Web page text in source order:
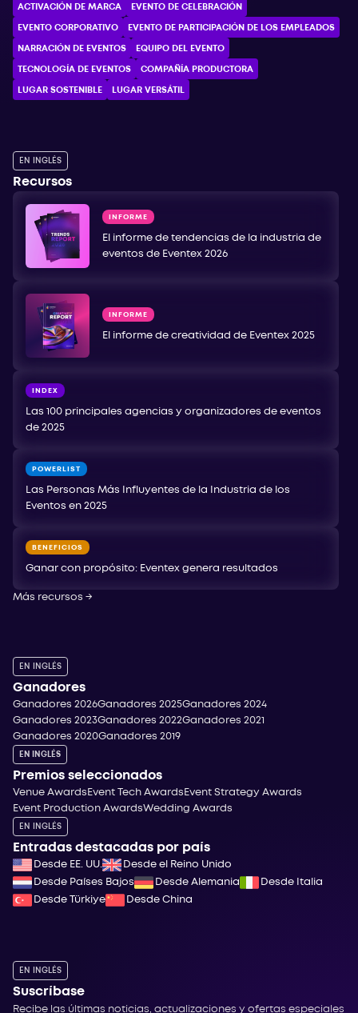
ACTIVACIÓN DE MARCA EVENTO DE CELEBRACIÓN
EVENTO CORPORATIVO EVENTO DE PARTICIPACIÓN DE LOS EMPLEADOS
NARRACIÓN DE EVENTOS EQUIPO DEL EVENTO
TECNOLOGÍA DE EVENTOS COMPAÑÍA PRODUCTORA
LUGAR SOSTENIBLE LUGAR VERSÁTIL
EN INGLÉS
Recursos
INFORME
El informe de tendencias de la industria de
eventos de Eventex 2026
INFORME
El informe de creatividad de Eventex 2025
INDEX
Las 100 principales agencias y organizadores de eventos
de 2025
POWERLIST
Las Personas Más Influyentes de la Industria de los
Eventos en 2025
BENEFICIOS
Ganar con propósito: Eventex genera resultados
Más recursos →
EN INGLÉS
Ganadores
Ganadores 2026Ganadores 2025Ganadores 2024
Ganadores 2023Ganadores 2022Ganadores 2021
Ganadores 2020Ganadores 2019
EN INGLÉS
Premios seleccionados
Venue Awards Event Tech Awards Event Strategy Awards
Event Production AwardsWedding Awards
EN INGLÉS
Entradas destacadas por país
Desde EE. UU.
Desde el Reino Unido
Desde Países Bajos
Desde Alemania
Desde Italia
Desde Türkiye
Desde China
EN INGLÉS
Suscríbase
Recibe las últimas noticias, actualizaciones y ofertas especiales